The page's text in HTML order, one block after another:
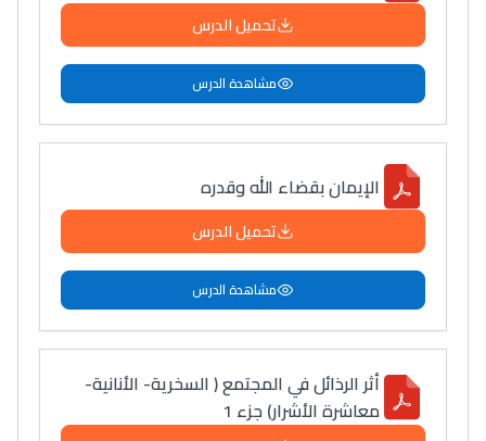
تحميل الدرس
مشاهدة الدرس
الإيمان بقضاء الله وقدره
تحميل الدرس
مشاهدة الدرس
أثر الرذائل في المجتمع ( السخرية- الأنانية-
معاشرة الأشرار) جزء 1